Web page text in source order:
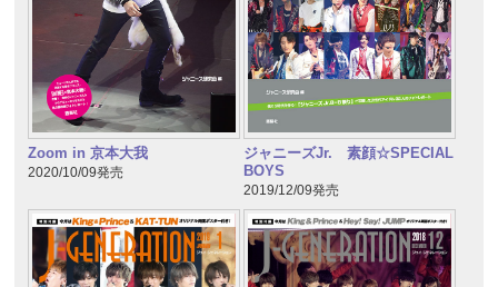
Zoom in 京本大我
2020/10/09発売
ジャニーズJr. 素顔☆SPECIAL
BOYS
2019/12/09発売